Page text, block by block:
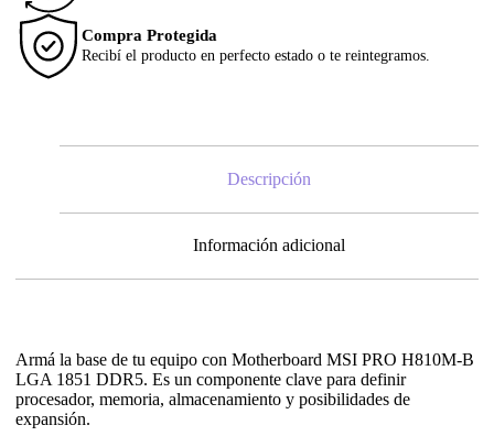
Compra Protegida
Recibí el producto en perfecto estado o te reintegramos.
Descripción
Información adicional
Armá la base de tu equipo con Motherboard MSI PRO H810M-B
LGA 1851 DDR5. Es un componente clave para definir
procesador, memoria, almacenamiento y posibilidades de
expansión.